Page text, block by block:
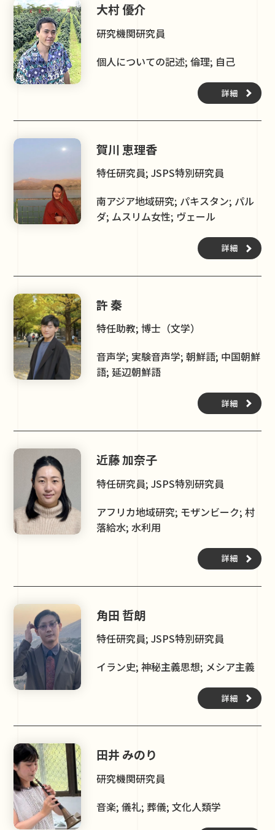
大村 優介
研究機関研究員
個人についての記述; 倫理; 自己
詳細
賀川 恵理香
特任研究員; JSPS特別研究員
南アジア地域研究; パキスタン; パル
ダ; ムスリム女性; ヴェール
詳細
許 秦
特任助教; 博士（文学）
音声学; 実験音声学; 朝鮮語; 中国朝鮮
語; 延辺朝鮮語
詳細
近藤 加奈子
特任研究員; JSPS特別研究員
アフリカ地域研究; モザンビーク; 村
落給水; 水利用
詳細
角田 哲朗
特任研究員; JSPS特別研究員
イラン史; 神秘主義思想; メシア主義
詳細
田井 みのり
研究機関研究員
音楽; 儀礼; 葬儀; 文化人類学